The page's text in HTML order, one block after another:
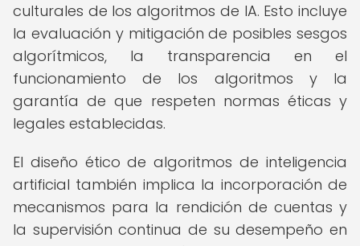
culturales de los algoritmos de IA. Esto incluye
la evaluación y mitigación de posibles sesgos
algorítmicos, la transparencia en el
funcionamiento de los algoritmos y la
garantía de que respeten normas éticas y
legales establecidas.
El diseño ético de algoritmos de inteligencia
artificial también implica la incorporación de
mecanismos para la rendición de cuentas y
la supervisión continua de su desempeño en